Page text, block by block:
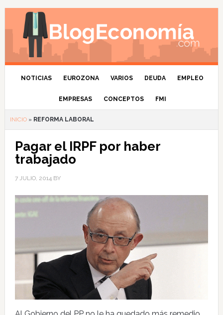
NOTICIAS EUROZONA VARIOS DEUDA EMPLEO
EMPRESAS CONCEPTOS FMI
INICIO» REFORMA LABORAL
Pagar el IRPF por haber
trabajado
7 JULIO, 2014BY